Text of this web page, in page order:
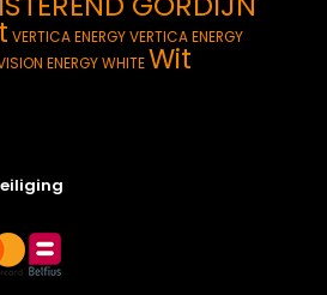
VERTICA ENERGYVERTICA ENERGY
ENERGY WHITEWit